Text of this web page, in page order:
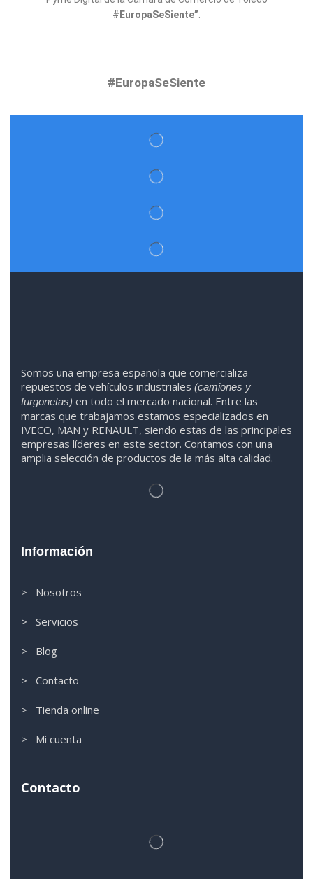
#EuropaSeSiente”.
#EuropaSeSiente
Somos una empresa española que comercializa
repuestos de vehículos industriales (camiones y
furgonetas) en todo el mercado nacional. Entre las
marcas que trabajamos estamos especializados en
IVECO, MAN y RENAULT, siendo estas de las principales
empresas líderes en este sector. Contamos con una
amplia selección de productos de la más alta calidad.
Información
> Nosotros
> Servicios
> Blog
> Contacto
> Tienda online
> Mi cuenta
Contacto